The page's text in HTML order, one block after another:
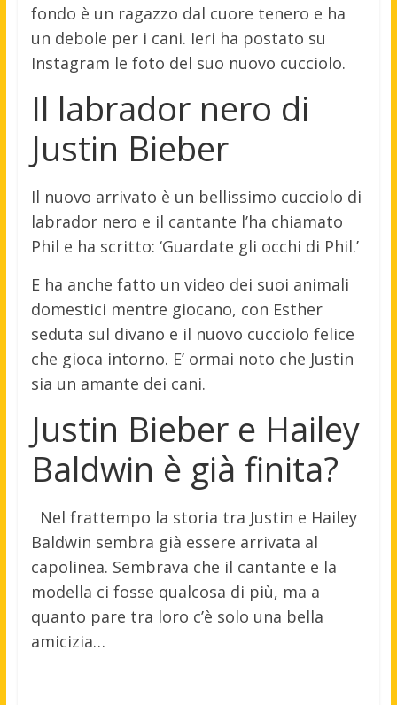
fondo è un ragazzo dal cuore tenero e ha
un debole per i cani. Ieri ha postato su
Instagram le foto del suo nuovo cucciolo.
Il labrador nero di
Justin Bieber
Il nuovo arrivato è un bellissimo cucciolo di
labrador nero e il cantante l’ha chiamato
Phil e ha scritto: ‘Guardate gli occhi di Phil.’
E ha anche fatto un video dei suoi animali
domestici mentre giocano, con Esther
seduta sul divano e il nuovo cucciolo felice
che gioca intorno. E’ ormai noto che Justin
sia un amante dei cani.
Justin Bieber e Hailey
Baldwin è già finita?
Nel frattempo la storia tra Justin e Hailey
Baldwin sembra già essere arrivata al
capolinea. Sembrava che il cantante e la
modella ci fosse qualcosa di più, ma a
quanto pare tra loro c’è solo una bella
amicizia…